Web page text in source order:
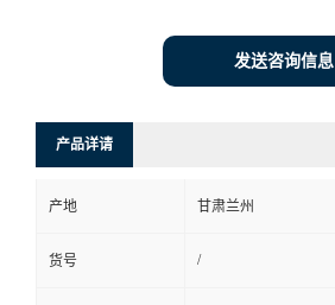
发送咨询信息
产品详请
产地 甘肃兰州
货号 /